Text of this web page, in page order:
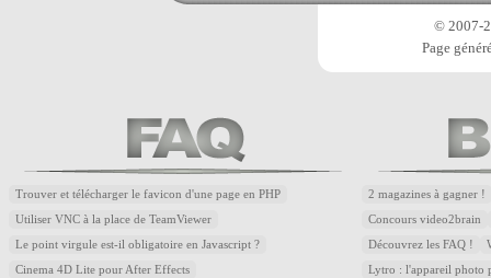
© 2007-
Page
Trouver et télécharger le favicon d'une page en PHP
Utiliser VNC à la place de TeamViewer
Le point virgule est-il obligatoire en Javascript ?
Cinema 4D Lite pour After Effects
2 magazines à gagner !
Concours video2brain
Découvrez les FAQ !
Lytro : l'appareil photo